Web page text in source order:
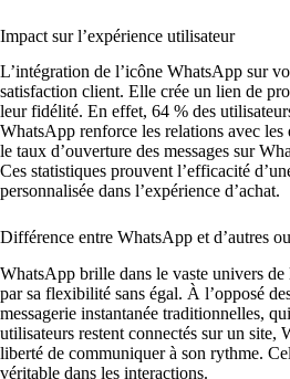
Impact sur l’expérience utilisateur
L’intégration de l’icône WhatsApp sur
satisfaction client. Elle crée un lien de
leur fidélité. En effet, 64 % des
WhatsApp renforce les relations avec les
le taux d’ouverture des messages sur
Ces statistiques prouvent l’efficacité
personnalisée dans l’expérience d’achat.
Différence entre WhatsApp et d’autres
WhatsApp brille dans le vaste univers
par sa flexibilité sans égal. À l’opposé
messagerie instantanée traditionnelles,
utilisateurs restent connectés sur un site,
liberté de communiquer à son rythme.
véritable dans les interactions.